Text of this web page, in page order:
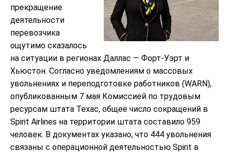
прекращение
деятельности
перевозчика
ощутимо сказалось
на ситуации в регионах Даллас — Форт-Уэрт и
Хьюстон. Согласно уведомлениям о массовых
увольнениях и переподготовке работников (WARN),
опубликованным 7 мая Комиссией по трудовым
ресурсам штата Техас, общее число сокращений в
Spirit Airlines на территории штата составило 959
человек. В документах указано, что 444 увольнения
связаны с операционной деятельностью Spirit в